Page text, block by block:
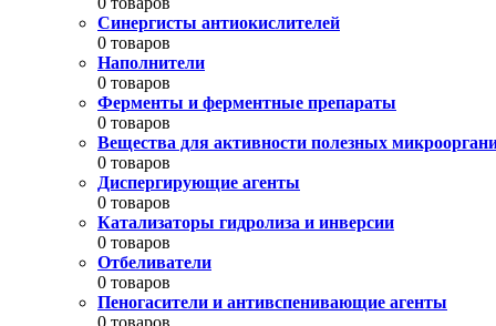
Синергисты антиокислителей
0 товаров
Наполнители
0 товаров
Ферменты и ферментные препараты
0 товаров
Вещества для активности полезных
0 товаров
Диспергирующие агенты
0 товаров
Катализаторы гидролиза и инверсии
0 товаров
Отбеливатели
0 товаров
Пеногасители и антивспенивающие агенты
0 товаров